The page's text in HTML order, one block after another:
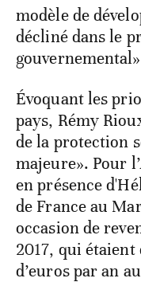
modèle de
décliné dans le
Évoquant les
pays, Rémy
de la protection
majeure». Pour
en présence
de France au
occasion de
2017, qui
d’euros par an